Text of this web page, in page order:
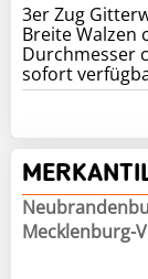
3er Zug
Breite Walzen
Durchmesser
sofort
Mecklenburg-